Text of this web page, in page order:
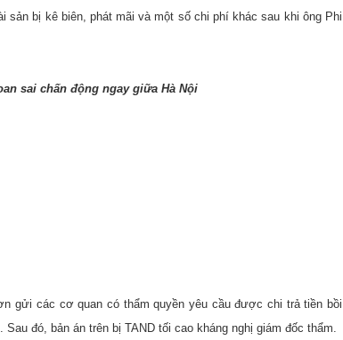
sản bị kê biên, phát mãi và một số chi phí khác sau khi ông Phi
sai chấn động ngay giữa Hà Nội
gửi các cơ quan có thẩm quyền yêu cầu được chi trả tiền bồi
đó, bản án trên bị TAND tối cao kháng nghị giám đốc thẩm.